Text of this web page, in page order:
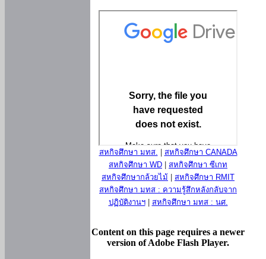
สหกิจศึกษา มทส.
สหกิจศึกษา CANADA
สหกิจศึกษา WD
สหกิจศึกษา ซีเกท
สหกิจศึกษากล้วยไม้
สหกิจศึกษา RMIT
สหกิจศึกษา มทส : ความรู้สึกหลังกลับจาก
ปฏิบัติงานฯ| สหกิจศึกษา มทส : นศ.
Content on this page requires a newer
version of Adobe Flash Player.